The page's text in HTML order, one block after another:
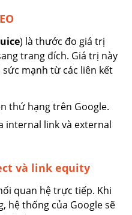
) là thước đo giá trị
trang đích. Giá trị này
sức mạnh từ các liên kết
thứ hạng trên Google.
internal link và external
và link equity
quan hệ trực tiếp. Khi
hệ thống của Google sẽ